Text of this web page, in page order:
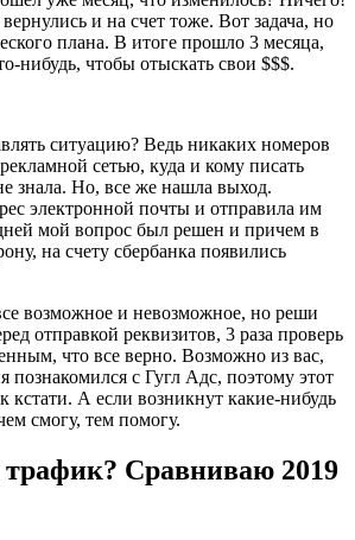
и на счет тоже. Вот задача, но
плана. В итоге прошло 3 месяца,
нибудь, чтобы отыскать свои $$$.
ситуацию? Ведь никаких номеров
сетью, куда и кому писать
знала. Но, все же нашла выход.
электронной почты и отправила им
мой вопрос был решен и причем в
на счету сбербанка появились
возможное и невозможное, но реши
отправкой реквизитов, 3 раза проверь
что все верно. Возможно из вас,
познакомился с Гугл Адс, поэтому этот
кстати. А если возникнут какие-нибудь
смогу, тем помогу.
Сравниваю 2019